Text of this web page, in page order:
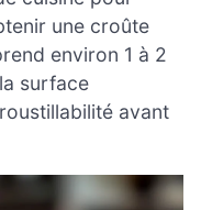
une croûte
environ 1 à 2
surface
avant